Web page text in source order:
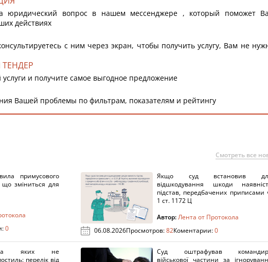
юридический вопрос в нашем мессенджере , который поможет
действиях
с ним через экран, чтобы получить услугу, Вам не
и получите самое выгодное предложение
Вашей проблемы по фильтрам, показателям и рейтингу
Смотреть все
примусового
зміниться для
0
Якщо суд встановив
відшкодування шкоди
підстав, передбачених приписами
1 ст. 1172 Ц
Автор:Лента от Протокола
06.08.2026Просмотров:82Коментарии:0
на яких не
перелік від
Суд оштрафував
військової частини за